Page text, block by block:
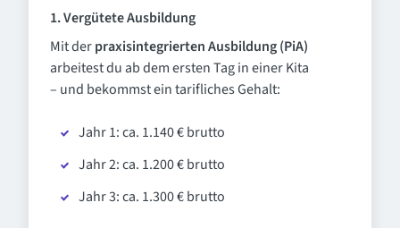
1. Vergütete Ausbildung
Mit derpraxisintegrierten Ausbildung (PiA)
arbeitest du ab dem ersten Tag in einer Kita
– und bekommst ein tarifliches Gehalt:
Jahr 1: ca. 1.140 € brutto
Jahr 2: ca. 1.200 € brutto
Jahr 3: ca. 1.300 € brutto